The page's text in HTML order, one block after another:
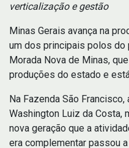
verticalização e gestão
Minas Gerais avança na
um dos principais polos do
Morada Nova de Minas,
produções do estado e
Na Fazenda São
Washington Luiz da Costa,
nova geração que a
era complementar passou